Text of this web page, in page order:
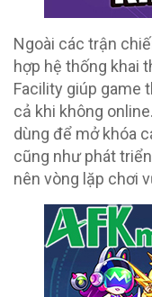
Ngoài các trận
hợp hệ thống khai
Facility giúp game
cả khi không
dùng để mở khóa
cũng như phát
nên vòng lặp chơi